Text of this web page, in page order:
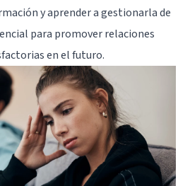
y aprender a gestionarla de
para promover relaciones
en el futuro.